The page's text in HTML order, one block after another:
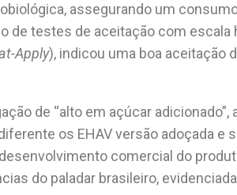
assegurando um
de testes de aceitação com escala
Apply), indicou uma boa aceitação
de “alto em açúcar adicionado”,
os EHAV versão adoçada e
comercial do
do paladar brasileiro,